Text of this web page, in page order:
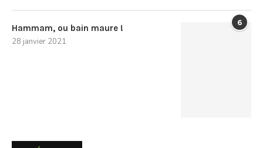
6
Hammam, ou bain maure !
28 janvier 2021